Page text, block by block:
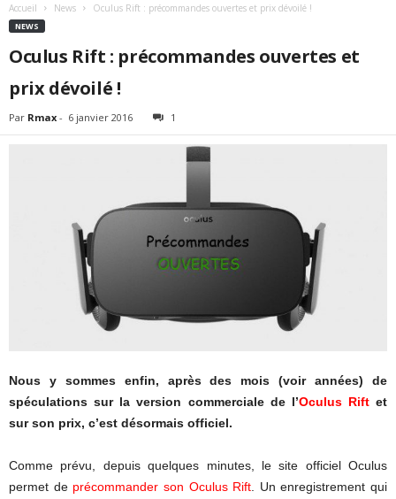
Accueil News Oculus Rift : précommandes ouvertes et prix dévoilé !
NEWS
Oculus Rift : précommandes ouvertes et
prix dévoilé !
Par Rmax - 6 janvier 2016 1
Nous y sommes enfin, après des mois (voir années) de
spéculations sur la version commerciale de l’Oculus Riftet
sur son prix, c’est désormais officiel.
Comme prévu, depuis quelques minutes, le site officiel Oculus
permet de précommander son Oculus Rift . Un enregistrement qui